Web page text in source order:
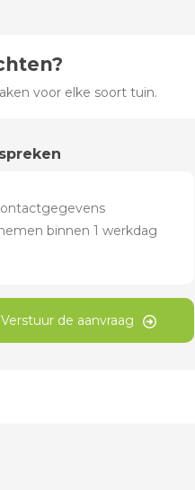
voor elke soort tuin.
Verstuur de aanvraag